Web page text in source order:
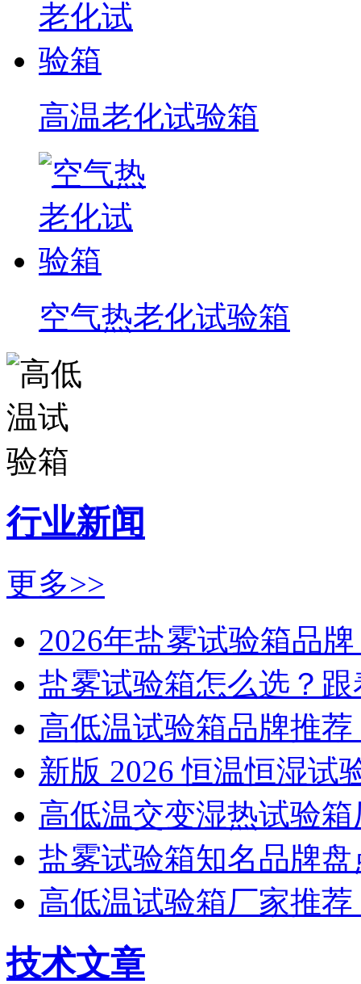
高温老化试验箱
空气热老化试验箱
行业新闻
更多>>
2026年盐雾试验箱品
盐雾试验箱怎么选？
高低温试验箱品牌推
新版 2026 恒温恒湿试
高低温交变湿热试验
盐雾试验箱知名品牌
高低温试验箱厂家推
技术文章